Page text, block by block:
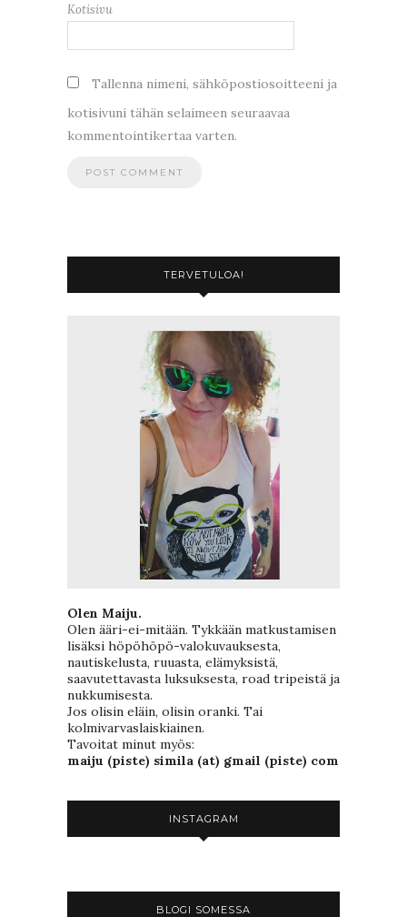
Kotisivu
Tallenna nimeni, sähköpostiosoitteeni ja
kotisivuni tähän selaimeen seuraavaa
kommentointikertaa varten.
TERVETULOA!
Olen Maiju.
Olen ääri-ei-mitään. Tykkään matkustamisen
lisäksi höpöhöpö-valokuvauksesta,
nautiskelusta, ruuasta, elämyksistä,
saavutettavasta luksuksesta, road tripeistä ja
nukkumisesta.
Jos olisin eläin, olisin oranki. Tai
kolmivarvaslaiskiainen.
Tavoitat minut myös:
maiju (piste) simila (at) gmail (piste) com
INSTAGRAM
BLOGI SOMESSA